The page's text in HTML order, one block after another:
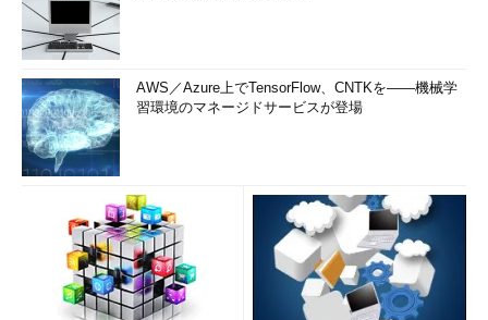
AWS／Azure上でTensorFlow、CNTKを――機械学
習環境のマネージドサービスが登場